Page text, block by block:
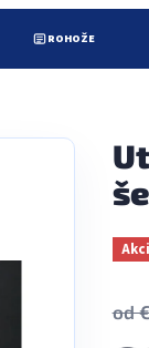
ROHOŽE
od